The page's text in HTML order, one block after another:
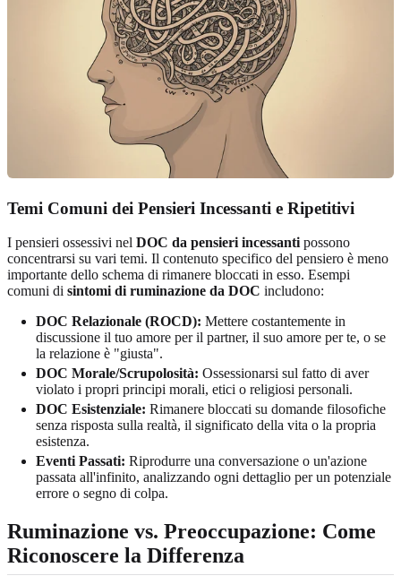
Temi Comuni dei Pensieri Incessanti e Ripetitivi
I pensieri ossessivi nel DOC da pensieri incessanti possono
concentrarsi su vari temi. Il contenuto specifico del pensiero è meno
importante dello schema di rimanere bloccati in esso. Esempi
comuni di sintomi di ruminazione da DOC includono:
DOC Relazionale (ROCD): Mettere costantemente in
discussione il tuo amore per il partner, il suo amore per te, o se
la relazione è "giusta".
DOC Morale/Scrupolosità: Ossessionarsi sul fatto di aver
violato i propri principi morali, etici o religiosi personali.
DOC Esistenziale: Rimanere bloccati su domande filosofiche
senza risposta sulla realtà, il significato della vita o la propria
esistenza.
Eventi Passati: Riprodurre una conversazione o un'azione
passata all'infinito, analizzando ogni dettaglio per un potenziale
errore o segno di colpa.
Ruminazione vs. Preoccupazione: Come
Riconoscere la Differenza